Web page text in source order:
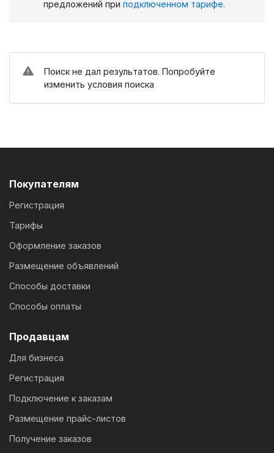
предложений при подключенном тарифе.
Поиск не дал результатов. Попробуйте
изменить условия поиска
Покупателям
Регистрация
Тарифы
Оформление заказов
Размещение объявлений
Способы доставки
Способы оплаты
Продавцам
Для бизнеса
Регистрация
Подключение к заказам
Размещение прайс-листов
Получение заказов